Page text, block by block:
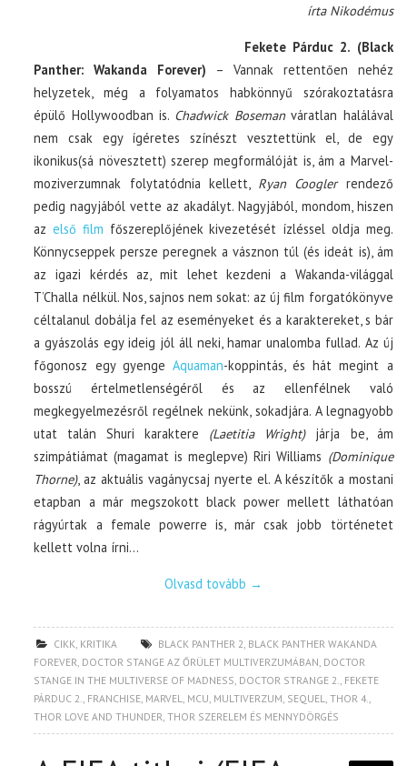
írta Nikodémus
Fekete Párduc 2. (Black
Panther: Wakanda Forever) – Vannak rettentően nehéz
helyzetek, még a folyamatos habkönnyű szórakoztatásra
épülő Hollywoodban is. Chadwick Bosemanváratlan halálával
nem csak egy ígéretes színészt vesztettünk el, de egy
ikonikus(sá növesztett) szerep megformálóját is, ám a Marvel-
moziverzumnak folytatódnia kellett, Ryan Cooglerrendező
pedig nagyjából vette az akadályt. Nagyjából, mondom, hiszen
azelső film főszereplőjének kivezetését ízléssel oldja meg.
Könnycseppek persze peregnek a vásznon túl (és ideát is), ám
az igazi kérdés az, mit lehet kezdeni a Wakanda-világgal
T’Challa nélkül. Nos, sajnos nem sokat: az új film forgatókönyve
céltalanul dobálja fel az eseményeket és a karaktereket, s bár
a gyászolás egy ideig jól áll neki, hamar unalomba fullad. Az új
főgonosz egy gyenge Aquaman-koppintás, és hát megint a
bosszú értelmetlenségéről és az ellenfélnek való
megkegyelmezésről regélnek nekünk, sokadjára. A legnagyobb
utat talán Shuri karaktere (Laetitia Wright)járja be, ám
szimpátiámat (magamat is meglepve) Riri Williams (Dominique
Thorne), az aktuális vagánycsaj nyerte el. A készítők a mostani
etapban a már megszokott black power mellett láthatóan
rágyúrtak a female powerre is, már csak jobb történetet
kellett volna írni…
Olvasd tovább →
CIKK KRITIKA BLACK PANTHER 2 BLACK PANTHER WAKANDA
FOREVER DOCTOR STANGE AZ ŐRÜLET MULTIVERZUMÁBAN DOCTOR
STANGE IN THE MULTIVERSE OF MADNESS DOCTOR STRANGE 2.
FEKETE
PÁRDUC 2.
FRANCHISE MARVEL MCU MULTIVERZUM SEQUEL ,THOR 4.
THOR LOVE AND THUNDER ,THOR SZERELEM ÉS MENNYDÖRGÉS